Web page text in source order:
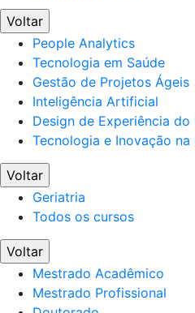
Voltar
People Analytics
Tecnologia em Saúde
Gestão de Projetos Ágeis
Inteligência Artificial
Design de Experiência do
Tecnologia e Inovação
Voltar
Geriatria
Todos os cursos
Voltar
Mestrado Acadêmico
Mestrado Profissional